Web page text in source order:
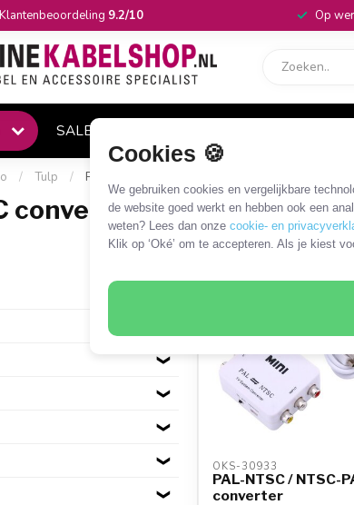
Cookies 🍪
We gebruiken cookies en vergelijkbare
de website goed werkt en hebben ook een
weten? Lees dan onze cookie- en
Klik op ‘Oké’ om te accepteren. Als je kiest
Klantenbeoordeling 9.2/10 Op
SALE
/ Tulp / PAL - NTSC converters
converters
1 PRODUCT
OKS-30933
PAL-NTSC / NTSC-
converter